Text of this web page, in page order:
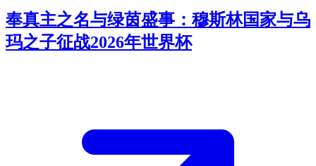
奉真主之名与绿茵盛事：穆斯林国家与乌
玛之子征战2026年世界杯